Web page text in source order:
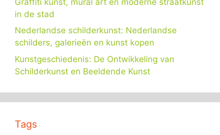
in de stad
Nederlandse schilderkunst: Nederlandse
schilders, galerieën en kunst kopen
Kunstgeschiedenis: De Ontwikkeling van
Schilderkunst en Beeldende Kunst
Tags